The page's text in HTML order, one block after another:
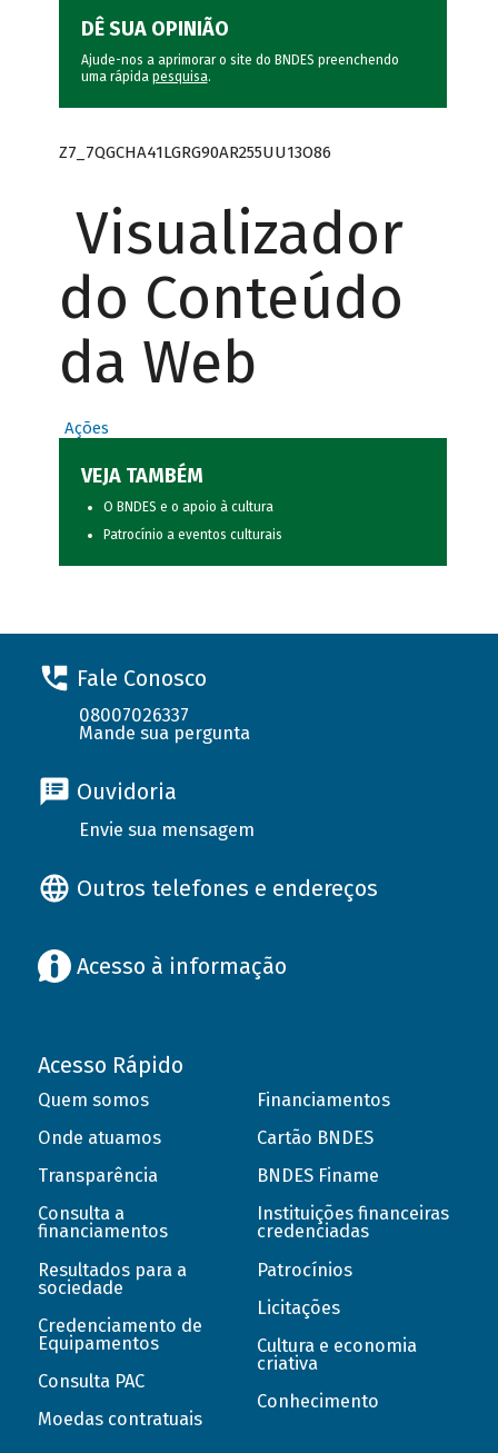
DÊ SUA OPINIÃO
Ajude-nos a aprimorar o site do BNDES preenchendo
uma rápida pesquisa.
Z7_7QGCHA41LGRG90AR255UU13O86
Visualizador
do Conteúdo
da Web
Ações
VEJA TAMBÉM
O BNDES e o apoio à cultura
Patrocínio a eventos culturais
Fale Conosco
08007026337
Mande sua pergunta
Ouvidoria
Envie sua mensagem
Outros telefones e endereços
Acesso à informação
Acesso Rápido
Quem somos
Onde atuamos
Transparência
Consulta a
financiamentos
Resultados para a
sociedade
Credenciamento de
Equipamentos
Consulta PAC
Moedas contratuais
Financiamentos
Cartão BNDES
BNDES Finame
Instituições financeiras
credenciadas
Patrocínios
Licitações
Cultura e economia
criativa
Conhecimento